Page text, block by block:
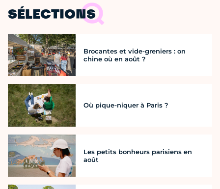
SÉLECTIONS
Brocantes et vide-greniers : on
chine où en août ?
Où pique-niquer à Paris ?
Les petits bonheurs parisiens en
août